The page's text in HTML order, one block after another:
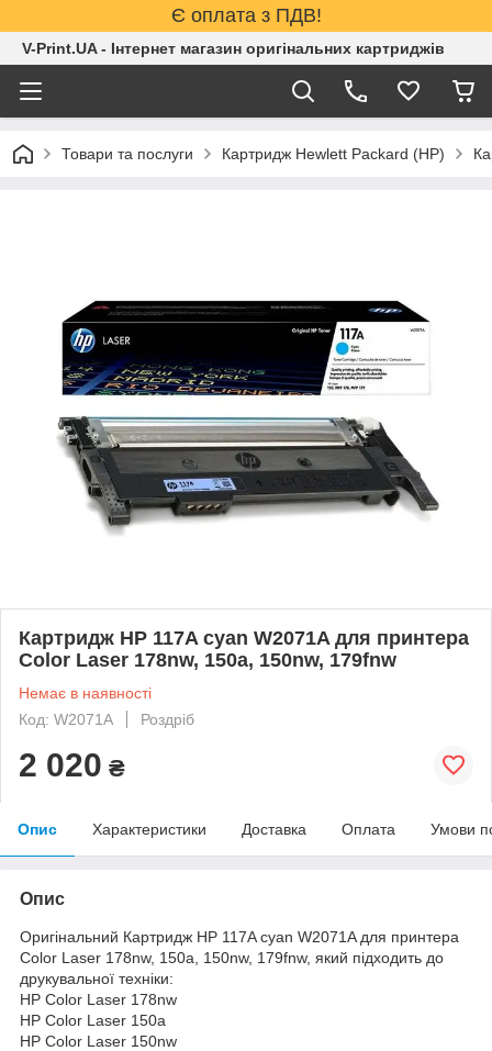
Є оплата з ПДВ!
V-Print.UA - Інтернет магазин оригінальних картриджів
Товари та послуги Картридж Hewlett Packard (HP)
Картридж HP 117A cyan W2071A для принтера
Color Laser 178nw, 150a, 150nw, 179fnw
Немає в наявності
Код: W2071A
Роздріб
2 020 ₴
Опис Характеристики Доставка Оплата Умови
Опис
Оригінальний Картридж HP 117A cyan W2071A для принтера
Color Laser 178nw, 150a, 150nw, 179fnw, який підходить до
друкувальної техніки:
HP Color Laser 178nw
HP Color Laser 150a
HP Color Laser 150nw